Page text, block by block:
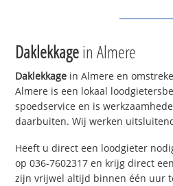
Daklekkagein Almere
Daklekkage in Almere en
Almere is een lokaal
spoedservice en is
daarbuiten. Wij werken
Heeft u direct een loodgieter
op 036-7602317 en krijg direct
zijn vrijwel altijd binnen één uur